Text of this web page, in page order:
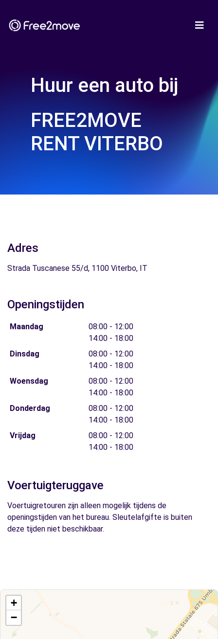
Huur een auto bij
FREE2MOVE
RENT VITERBO
Adres
Strada Tuscanese 55/d, 1100 Viterbo, IT
Openingstijden
Maandag
08:00 - 12:00
14:00 - 18:00
Dinsdag
08:00 - 12:00
14:00 - 18:00
Woensdag
08:00 - 12:00
14:00 - 18:00
Donderdag
08:00 - 12:00
14:00 - 18:00
Vrijdag
08:00 - 12:00
14:00 - 18:00
Voertuigteruggave
Voertuigretouren zijn alleen mogelijk tijdens de
openingstijden van het bureau. Sleutelafgifte is buiten
deze tijden niet beschikbaar.
+
−